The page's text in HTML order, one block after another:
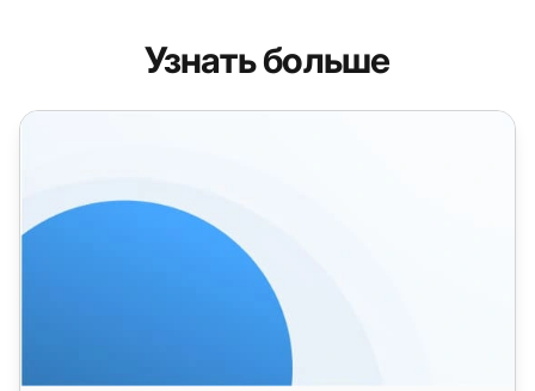
Узнать больше
Шаблоны писем для ответов на отзывы клиентов